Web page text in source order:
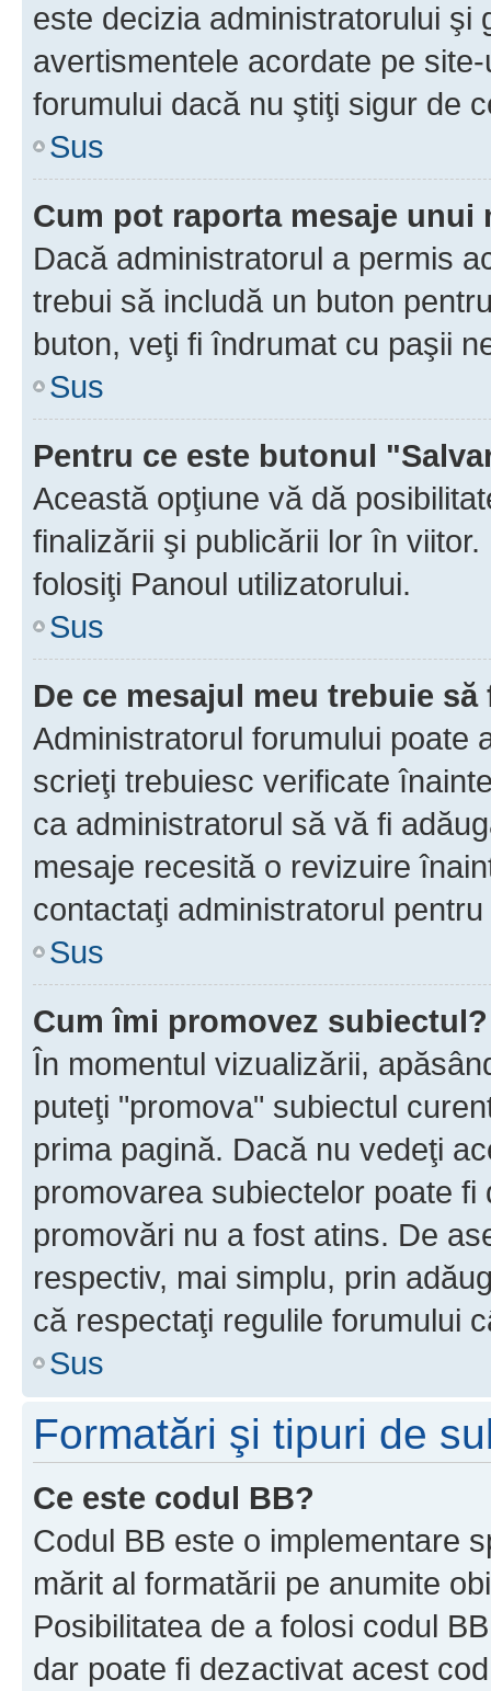
este decizia administratorului şi
avertismentele acordate pe
forumului dacă nu ştiţi sigur de
Sus
Cum pot raporta mesaje unui
Dacă administratorul a permis
trebui să includă un buton
buton, veţi fi îndrumat cu paşii
Sus
Pentru ce este butonul
Această opţiune vă dă
finalizării şi publicării lor în
folosiţi Panoul utilizatorului.
Sus
De ce mesajul meu trebuie
Administratorul forumului poate
scrieţi trebuiesc verificate
ca administratorul să vă fi
mesaje recesită o revizuire
contactaţi administratorul
Sus
Cum îmi promovez subiectul?
În momentul vizualizării,
puteţi "promova" subiectul
prima pagină. Dacă nu vedeţi
promovarea subiectelor poate
promovări nu a fost atins. De
respectiv, mai simplu, prin
că respectaţi regulile forumului
Sus
Formatări şi tipuri de
Ce este codul BB?
Codul BB este o implementare
mărit al formatării pe anumite
Posibilitatea de a folosi codul
dar poate fi dezactivat acest